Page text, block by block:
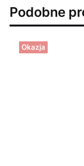
Podobne
Okazja